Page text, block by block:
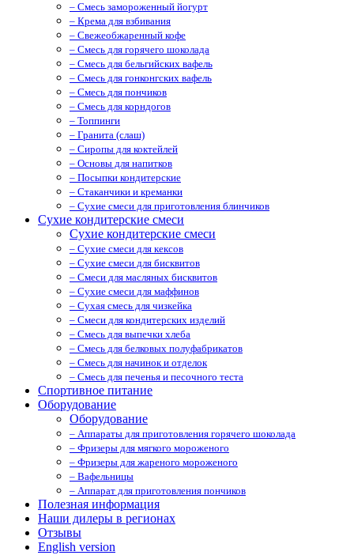
– Смесь замороженный йогурт
– Крема для взбивания
– Свежеобжаренный кофе
– Смесь для горячего шоколада
– Смесь для бельгийских вафель
– Смесь для гонконгских вафель
– Смесь для пончиков
– Смесь для корндогов
– Топпинги
– Гранита (слаш)
– Cиропы для коктейлей
– Основы для напитков
– Посыпки кондитерские
– Стаканчики и креманки
– Сухие смеси для приготовления блинчиков
Сухие кондитерские смеси
Сухие кондитерские смеси
– Сухие смеси для кексов
– Сухие смеси для бисквитов
– Смеси для масляных бисквитов
– Сухие смеси для маффинов
– Сухая смесь для чизкейка
– Смеси для кондитерских изделий
– Смесь для выпечки хлеба
– Смесь для белковых полуфабрикатов
– Смесь для начинок и отделок
– Смесь для печенья и песочного теста
Спортивное питание
Оборудование
Оборудование
– Аппараты для приготовления горячего шоколада
– Фризеры для мягкого мороженого
– Фризеры для жареного мороженого
– Вафельницы
– Аппарат для приготовления пончиков
Полезная информация
Наши дилеры в регионах
Отзывы
English version